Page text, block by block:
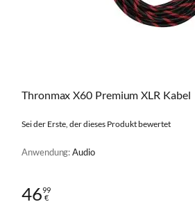
Thronmax X60 Premium XLR Kabel
Sei der Erste, der dieses Produkt bewertet
Anwendung:Audio
4699
€